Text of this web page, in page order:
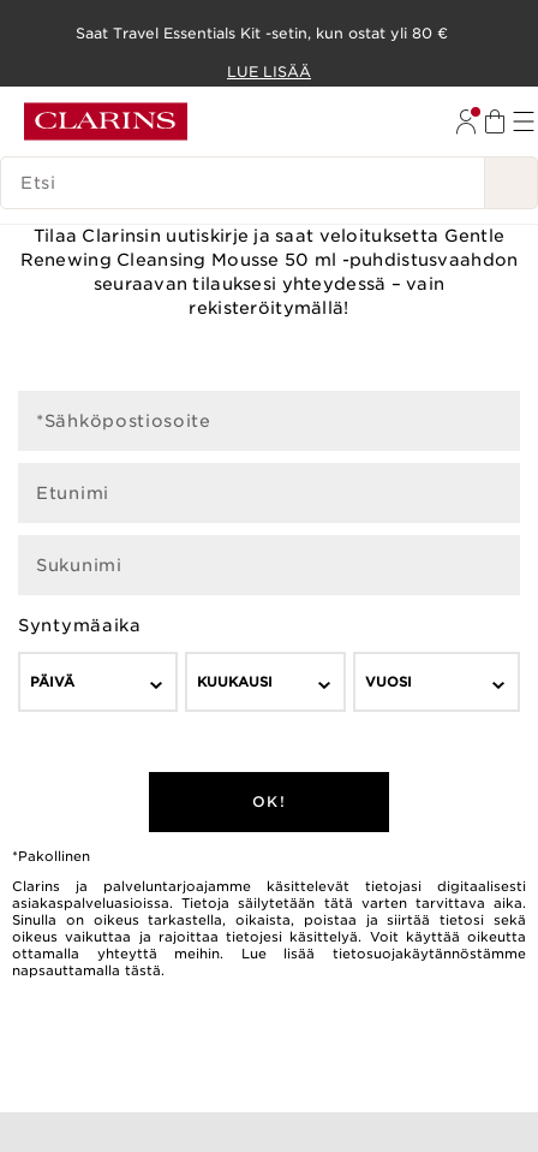
SIIRRY SISÄLTÖÖN
SIIRRY ALATUNNISTEESEEN
Saat Travel Essentials Kit -setin, kun ostat yli 80 €
LUE LISÄÄ
HAKUHISTORIA
Tilaa Clarinsin uutiskirje ja saat veloituksetta Gentle
Renewing Cleansing Mousse 50 ml -puhdistusvaahdon
seuraavan tilauksesi yhteydessä – vain
rekisteröitymällä!
*Sähköpostiosoite
Etunimi
Sukunimi
Syntymäaika
PÄIVÄ KUUKAUSI VUOSI
OK!
*Pakollinen
Clarins ja palveluntarjoajamme käsittelevät tietojasi digitaalisesti
asiakaspalveluasioissa. Tietoja säilytetään tätä varten tarvittava aika.
Sinulla on oikeus tarkastella, oikaista, poistaa ja siirtää tietosi sekä
oikeus vaikuttaa ja rajoittaa tietojesi käsittelyä. Voit käyttää oikeutta
ottamalla yhteyttä meihin. Lue lisää tietosuojakäytännöstämme
napsauttamalla tästä.